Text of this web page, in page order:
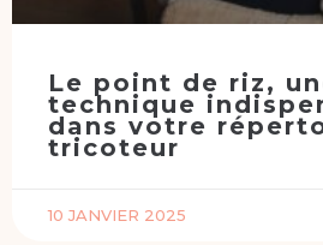
Le point de riz,
technique
dans votre
tricoteur
10 JANVIER 2025